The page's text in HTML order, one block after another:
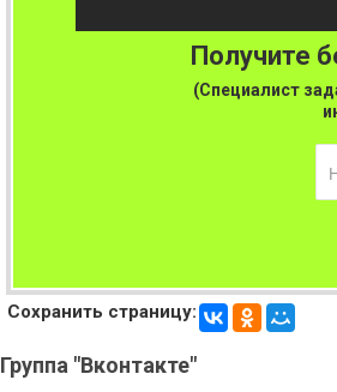
Получите
(Специалист
Сохранить страницу:
Группа "Вконтакте"